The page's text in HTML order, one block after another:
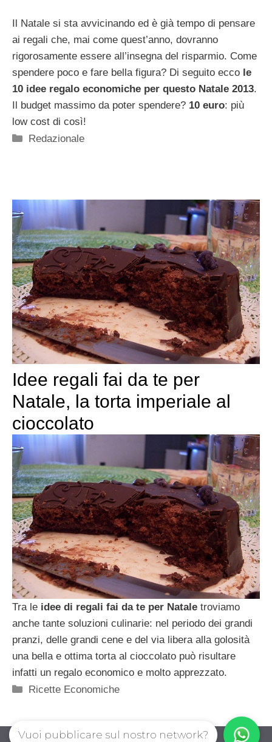
Il Natale si sta avvicinando ed è già tempo di pensare
ai regali che, mai come quest’anno, dovranno
rigorosamente essere all’insegna del risparmio. Come
spendere poco e fare bella figura? Di seguito ecco le
10 idee regalo economiche per questo Natale 2013.
Il budget massimo da poter spendere? 10 euro: più
low cost di così!
Categorie
Redazionale
Idee regali fai da te per
Natale, la torta imperiale al
cioccolato
Tra le idee di regali fai da te per Natale troviamo
anche tante soluzioni culinarie: nel periodo dei grandi
pranzi, delle grandi cene e del via libera alla golosità
una bella e ottima torta al cioccolato può risultare
infatti un regalo economico e molto apprezzato.
Categorie
Ricette Economiche
Vuoi pubblicare sul nostro network?